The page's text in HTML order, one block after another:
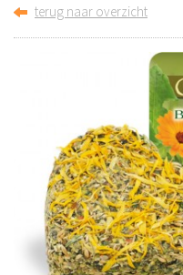
terug naar overzicht